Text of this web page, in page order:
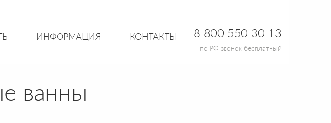
ИНФОРМАЦИЯ КОНТАКТЫ 8 800 550 30 13
по РФ звонок бесплатный
ванны